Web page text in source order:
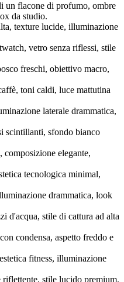
un flacone di profumo, ombre
da studio.
texture lucide, illuminazione
vetro senza riflessi, stile
freschi, obiettivo macro,
toni caldi, luce mattutina
laterale drammatica,
scintillanti, sfondo bianco
composizione elegante,
tecnologica minimal,
drammatica, look
d'acqua, stile di cattura ad alta
condensa, aspetto freddo e
fitness, illuminazione
stile lucido premium.